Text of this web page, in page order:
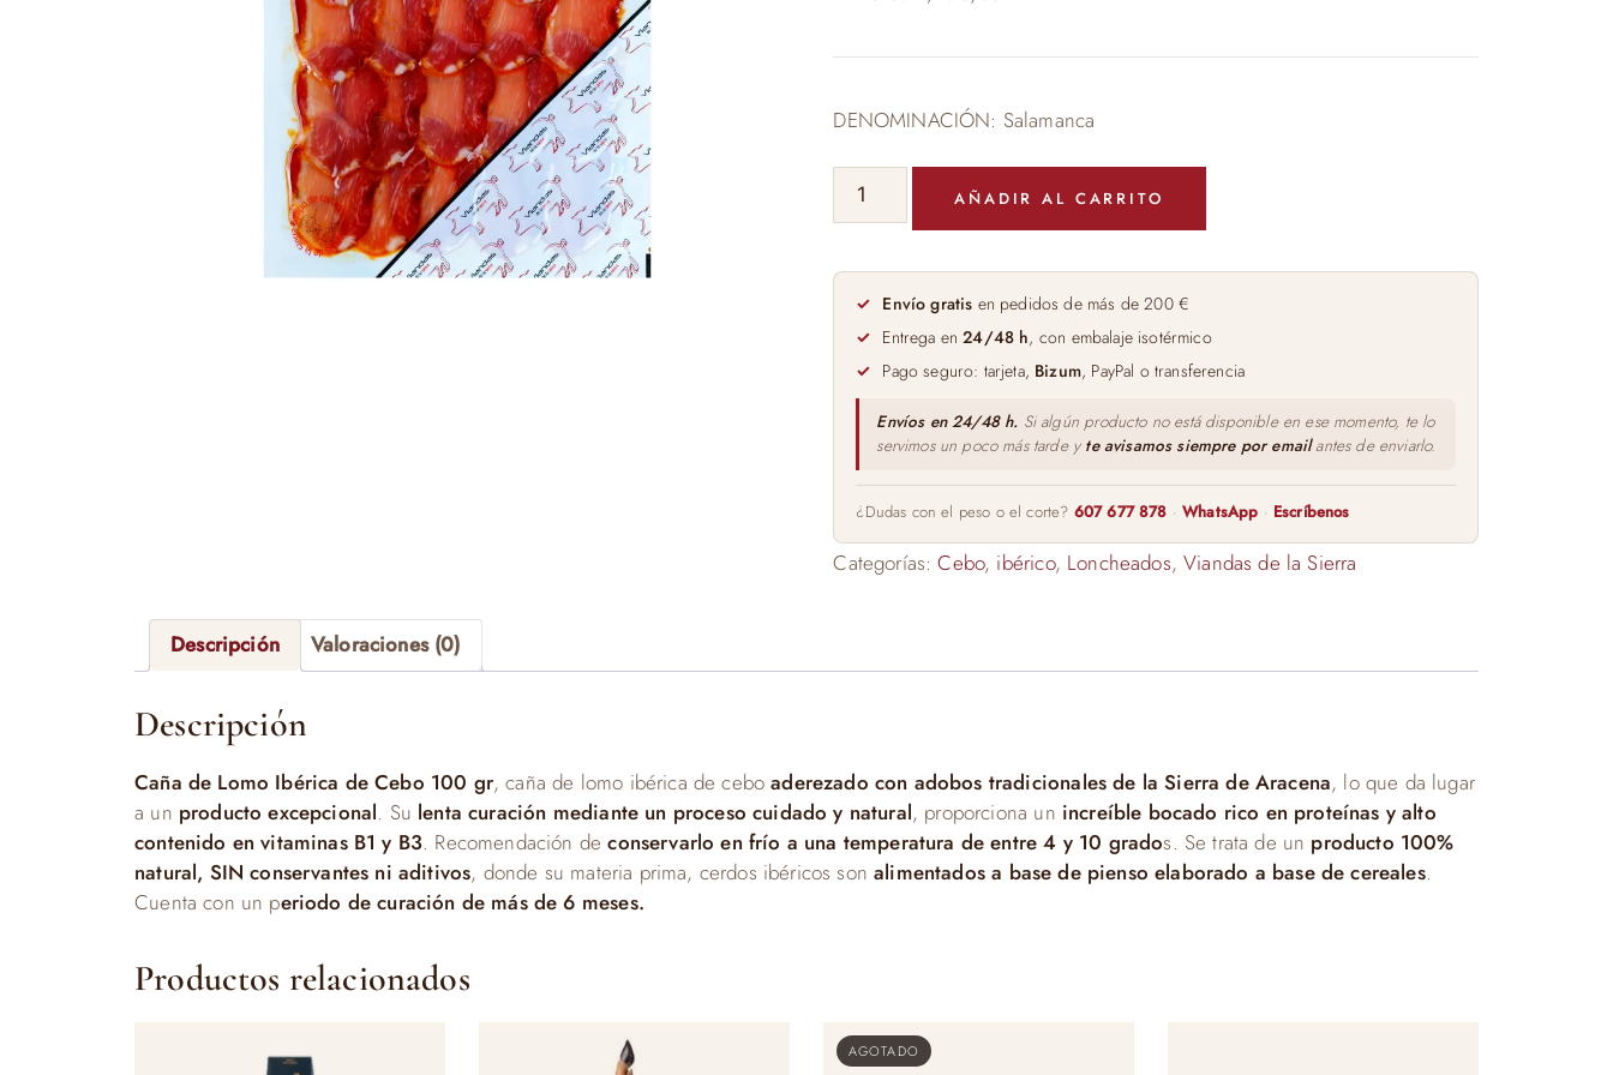
DENOMINACIÓN: Salamanca
CAÑA
IBÉRICA
CEBO
100GR
cantidad
AÑADIR AL CARRITO
Envío gratis en pedidos de más de 200 €
Entrega en24/48 h, con embalaje isotérmico
Pago seguro: tarjeta, Bizum, PayPal o transferencia
Envíos en 24/48 h. Si algún producto no está disponible en ese momento, te lo
servimos un poco más tarde y te avisamos siempre por emailantes de enviarlo.
¿Dudas con el peso o el corte? 607 677 878 ·WhatsApp · Escríbenos
Categorías:Cebo, ibérico, Loncheados,Viandas de la Sierra
Descripción Valoraciones (0)
Descripción
Caña de Lomo Ibérica de Cebo 100 gr, caña de lomo ibérica de ceboaderezado con adobos tradicionales de la Sierra de Aracena, lo que da lugar
a un producto excepcional. Su lenta curación mediante un proceso cuidado y natural, proporciona un increíble bocado rico en proteínas y alto
contenido en vitaminas B1 y B3. Recomendación de conservarlo en frío a una temperatura de entre 4 y 10 grados. Se trata de un producto 100%
natural, SIN conservantes ni aditivos, donde su materia prima, cerdos ibéricos sonalimentados a base de pienso elaborado a base de cereales.
Cuenta con un periodo de curación de más de 6 meses.
Productos relacionados
AGOTADO